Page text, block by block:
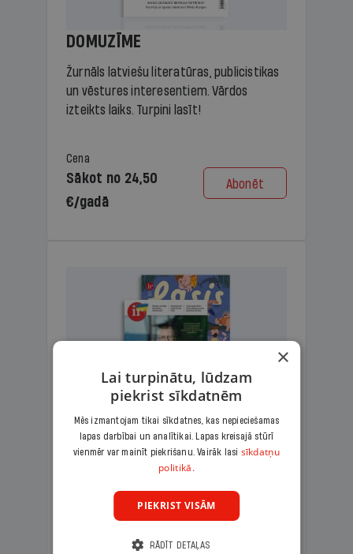
DOMUZĪME
Žurnāls latviešu literatūras, publicistikas
un vēstures interesentiem. Vārdos
izteikts laiks. Turpini lasīt!
Cena
Sākot no 24,50
€/gadā
Abonēt
KOMPLEKTS IR + LASIS
Ģimenes komplekts – aizraujošs
lasāmžurnāls bērniem un analītiska
lasāmviela vecākiem.
×
Lai turpinātu, lūdzam
piekrist sīkdatnēm
Mēs izmantojam tikai sīkdatnes, kas nepieciešamas
lapas darbībai un analītikai. Lapas kreisajā stūrī
vienmēr var mainīt piekrišanu. Vairāk lasi sīkdatņu
politikā.
PIEKRIST VISĀM
RĀDĪT DETAĻAS